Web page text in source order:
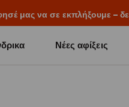
μας να σε εκπλήξουμε –
Νέες αφίξεις